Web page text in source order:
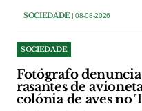
SOCIEDADE| 08-08-2026
SOCIEDADE
Fotógrafo denuncia
rasantes de
colónia de aves no